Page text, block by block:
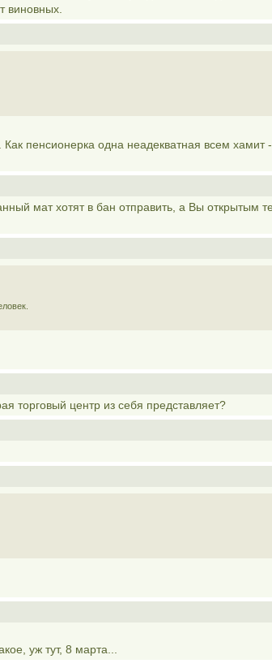
виновных.
пенсионерка одна неадекватная всем хамит
мат хотят в бан отправить, а Вы открытым
торговый центр из себя представляет?
уж тут, 8 марта...